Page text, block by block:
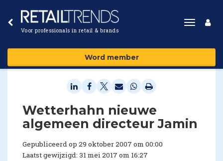
Voor professionals in retail & brands
Toggle
Word member
Wetterhahn nieuwe
algemeen directeur Jamin
Gepubliceerd op 29 oktober 2007 om 00:00
Laatst gewijzigd: 31 mei 2017 om 16:27